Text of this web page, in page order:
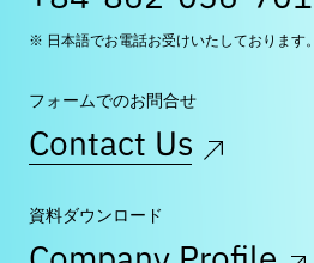
※ 日本語でお電話お受けいたしております。
フォームでのお問合せ
Contact Us
資料ダウンロード